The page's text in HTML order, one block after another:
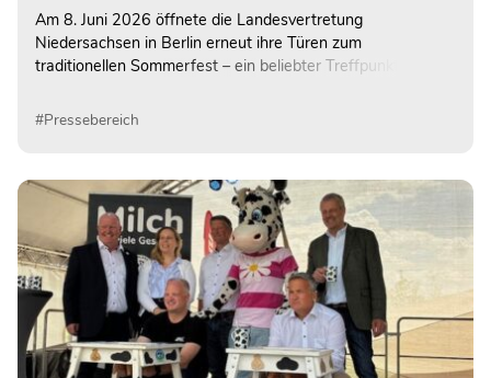
Am 8. Juni 2026 öffnete die Landesvertretung
Niedersachsen in Berlin erneut ihre Türen zum
traditionellen Sommerfest – ein beliebter Treffpunkt für
Gesellschaft und Medien.
#Pressebereich